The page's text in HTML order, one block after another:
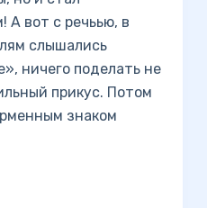
А вот с речьью, в
слышались
ничего поделать не
прикус. Потом
знаком